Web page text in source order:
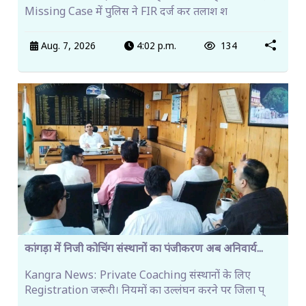
Missing Case में पुलिस ने FIR दर्ज कर तलाश श
Aug. 7, 2026 4:02 p.m. 134
कांगड़ा में निजी कोचिंग संस्थानों का पंजीकरण अब अनिवार्य...
Kangra News: Private Coaching संस्थानों के लिए
Registration जरूरी। नियमों का उल्लंघन करने पर जिला प्